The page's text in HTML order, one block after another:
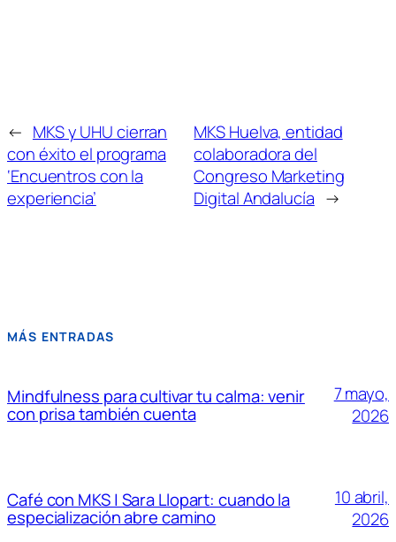
← MKS y UHU cierran
con éxito el programa
‘Encuentros con la
experiencia’
MKS Huelva, entidad
colaboradora del
Congreso Marketing
Digital Andalucía →
MÁS ENTRADAS
Mindfulness para cultivar tu calma: venir
con prisa también cuenta
7 mayo,
2026
Café con MKS | Sara Llopart: cuando la
especialización abre camino
10 abril,
2026